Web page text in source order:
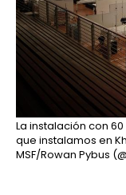
La instalación con
que instalamos en
MSF/Rowan Pybus